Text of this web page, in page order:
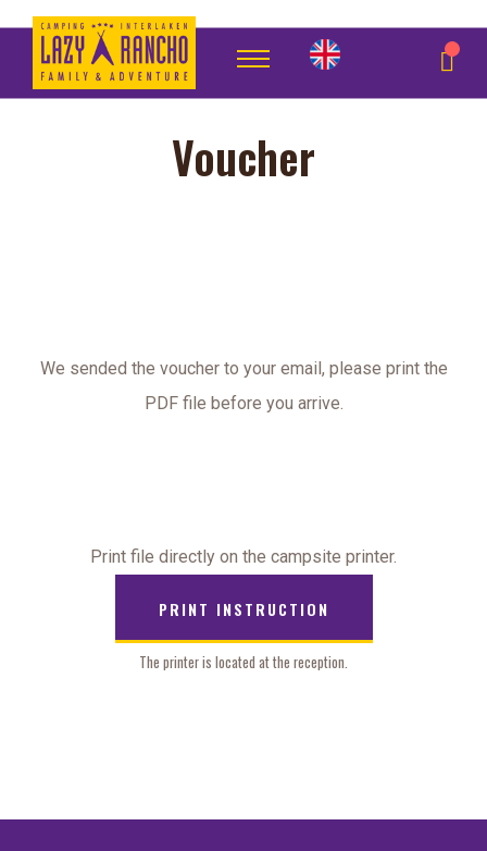
Voucher
We sended the voucher to your email, please print the
PDF file before you arrive.
Print file directly on the campsite printer.
PRINT INSTRUCTION
The printer is located at the reception.